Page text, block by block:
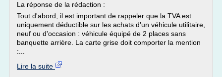
La réponse de la rédaction :
Tout d'abord, il est important de rappeler que la TVA est
uniquement déductible sur les achats d'un véhicule utilitaire,
neuf ou d'occasion : véhicule équipé de 2 places sans
banquette arrière. La carte grise doit comporter la mention
:...
Lire la suite